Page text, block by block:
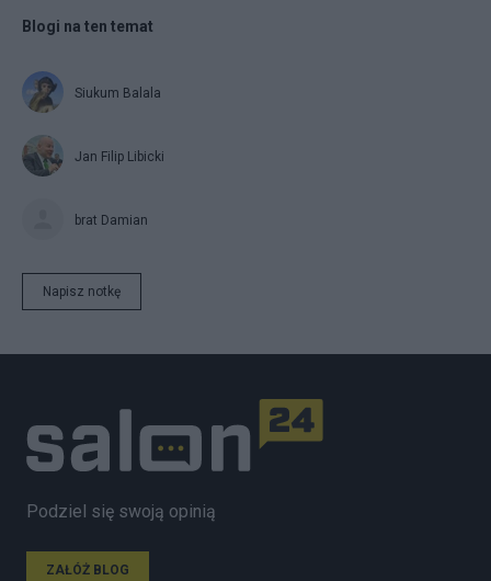
Blogi na ten temat
Siukum Balala
Jan Filip Libicki
brat Damian
Napisz notkę
Podziel się swoją opinią
ZAŁÓŻ BLOG